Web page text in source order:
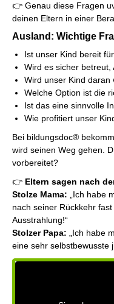
👉 Genau diese Fragen
deinen Eltern in einer
Ausland: Wichtige
Ist unser Kind bereit
Wird es sicher
Wird unser Kind
Welche Option ist die
Ist das eine sinnvolle
Wie profitiert unser
Bei bildungsdoc®
wird seinen Weg gehen.
vorbereitet?
👉 Eltern sagen nach
Stolze Mama: „Ich habe
nach seiner Rückkehr
Ausstrahlung!“
Stolzer Papa: „Ich habe
eine sehr selbstbewusste